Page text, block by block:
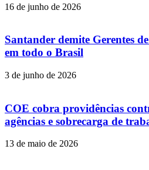
16 de junho de 2026
Santander demite Gerentes
em todo o Brasil
3 de junho de 2026
COE cobra providências
agências e sobrecarga de
13 de maio de 2026